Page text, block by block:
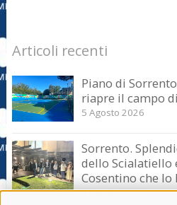
Articoli recenti
Piano di
riapre il campo
5 Agosto 2026
Sorrento.
dello Scialatiello
Cosentino che
5 Agosto 2026